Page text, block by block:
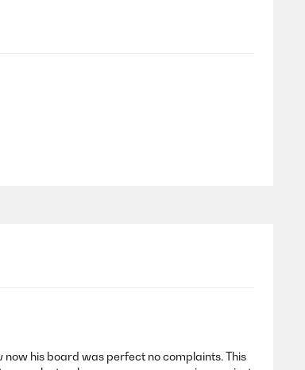
erreichen. Mir wurde dann nach einer Woche
his board was perfect no complaints. This